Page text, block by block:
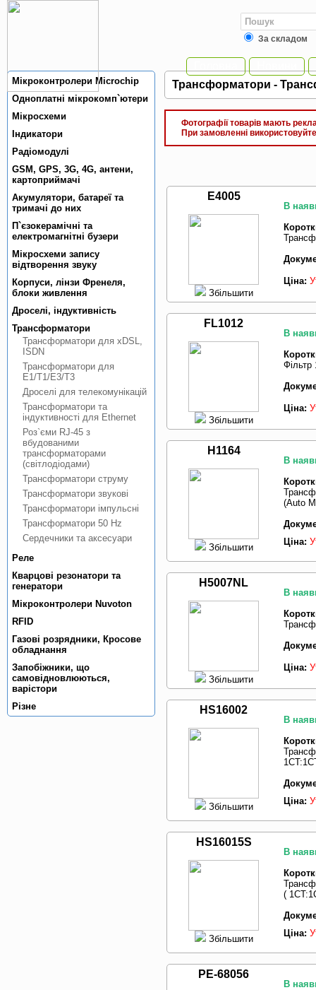
За складом
Мiкроконтролери Microchip
Одноплатнi мiкрокомп`ютери
Мiкросхеми
Індикатори
Радiомодулi
GSM, GPS, 3G, 4G, антени,
картоприймачi
Акумулятори, батареї та
тримачi до них
П`єзокерамiчнi та
електромагнiтнi бузери
Мікросхеми запису
відтворення звуку
Корпуси, лiнзи Френеля,
блоки живлення
Дроселi, iндуктивнiсть
Трансформатори
Трансформатори для xDSL,
ISDN
Трансформатори для
E1/T1/E3/T3
Дроселi для телекомунiкацiй
Трансформатори та
iндуктивностi для Ethernet
Роз`єми RJ-45 з
вбудованими
трансформаторами
(свiтлодiодами)
Трансформатори струму
Трансформатори звуковi
Трансформатори iмпульснi
Трансформатори 50 Hz
Сердечники та аксесуари
Реле
Кварцовi резонатори та
генератори
Мiкроконтролери Nuvoton
RFID
Газовi розрядники, Кросове
обладнання
Запобiжники, що
самовiдновлюються,
варiстори
Рiзне
Трансформатори -
Фотографії товарів мають
При замовленні
E4005
Збільшити
В
Ціна:
FL1012
Збільшити
В
Фільтр
Ціна:
H1164
Збільшити
В
(Auto
Ціна:
H5007NL
Збільшити
В
Ціна:
HS16002
Збільшити
В
Ціна:
HS16015S
Збільшити
В
(
Ціна:
PE-68056
В